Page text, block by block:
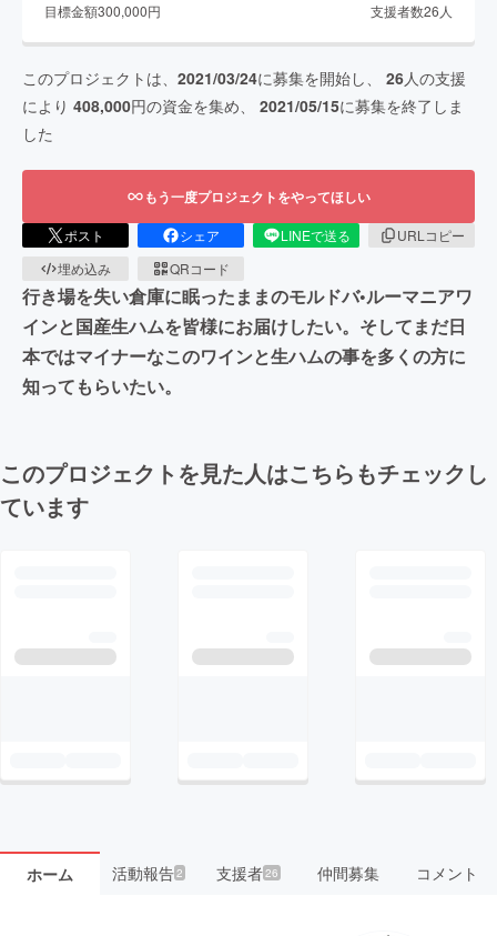
目標金額300,000円 支援者数26 人
このプロジェクトは、 2021/03/24に募集を開始し、 26人の支援
により 408,000円の資金を集め、 2021/05/15に募集を終了しま
した
もう一度プロジェクトをやってほしい
ポスト シェア LINEで送る
URLコピー
埋め込み
QRコード
行き場を失い倉庫に眠ったままのモルドバ•ルーマニアワ
インと国産生ハムを皆様にお届けしたい。そしてまだ日
本ではマイナーなこのワインと生ハムの事を多くの方に
知ってもらいたい。
このプロジェクトを見た人はこちらもチェックし
ています
ホーム 活動報告2 支援者26 仲間募集 コメント